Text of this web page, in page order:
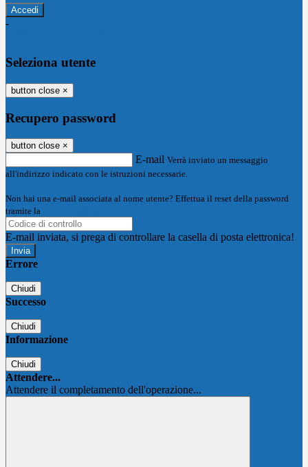
-
Seleziona utente
button close ×
Recupero password
button close ×
E-mail Verrà inviato un messaggio
all'indirizzo indicato con le istruzioni necessarie.
Non hai una e-mail associata al nome utente? Effettua il reset della password
tramite la
E-mail inviata, si prega di controllare la casella di posta elettronica!
Errore
Chiudi
Successo
Chiudi
Informazione
Chiudi
Attendere...
Attendere il completamento dell'operazione...